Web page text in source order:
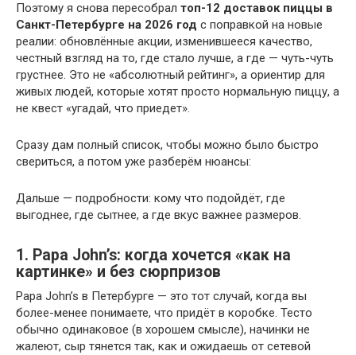
Поэтому я снова пересобрал топ-12 доставок пиццы в
Санкт-Петербурге на 2026 год с поправкой на новые
реалии: обновлённые акции, изменившееся качество,
честный взгляд на то, где стало лучше, а где — чуть-чуть
грустнее. Это не «абсолютный рейтинг», а ориентир для
живых людей, которые хотят просто нормальную пиццу, а
не квест «угадай, что приедет».
Сразу дам полный список, чтобы можно было быстро
свериться, а потом уже разберём нюансы:
Дальше — подробности: кому что подойдёт, где
выгоднее, где сытнее, а где вкус важнее размеров.
1. Papa John’s: когда хочется «как на
картинке» и без сюрпризов
Papa John’s в Петербурге — это тот случай, когда вы
более-менее понимаете, что придёт в коробке. Тесто
обычно одинаковое (в хорошем смысле), начинки не
жалеют, сыр тянется так, как и ожидаешь от сетевой